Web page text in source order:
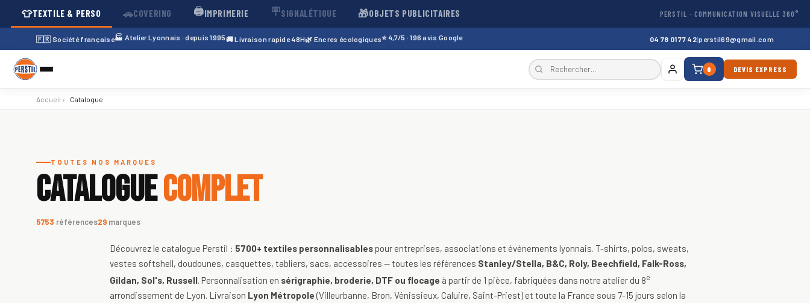
👕TEXTILE & PERSO 🚗COVERING 🖨️IMPRIMERIE 🪧SIGNALÉTIQUE 🎁OBJETS PUBLICITAIRES PERSTIL · COMMUNICATION VISUELLE 360°
🇫🇷 Société française🏭 Atelier Lyonnais · depuis 1995🚚 Livraison rapide 48H🌿 Encres écologiques⭐ 4,7/5 · 196 avis Google 04 78 01 77 42|perstil69@gmail.com
0 DEVIS EXPRESS
Accueil › Catalogue
TOUTES NOS MARQUES
CATALOGUECOMPLET
5753 références29 marques
Découvrez le catalogue Perstil : 5700+ textiles personnalisables pour entreprises, associations et événements lyonnais. T-shirts, polos, sweats,
vestes softshell, doudounes, casquettes, tabliers, sacs, accessoires — toutes les références Stanley/Stella, B&C, Roly, Beechfield, Falk-Ross,
Gildan, Sol's, Russell. Personnalisation en sérigraphie, broderie, DTF ou flocage à partir de 1 pièce, fabriquées dans notre atelier du 8e
arrondissement de Lyon. Livraison Lyon Métropole (Villeurbanne, Bron, Vénissieux, Caluire, Saint-Priest) et toute la France sous 7-15 jours selon la